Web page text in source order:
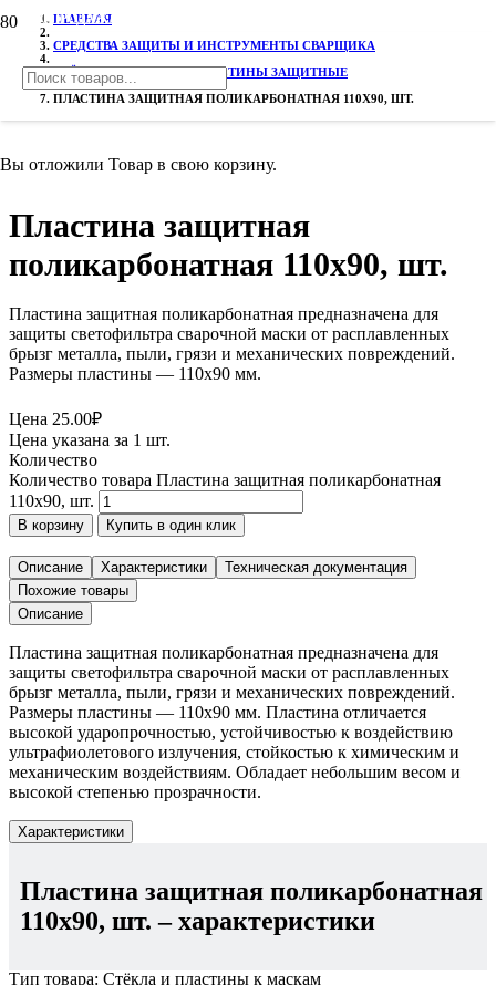
Вы отложили Товар в свою корзину.
ГЛАВНАЯ
СРЕДСТВА ЗАЩИТЫ И ИНСТРУМЕНТЫ СВАРЩИКА
СТЁКЛА К МАСКАМ И ПЛАСТИНЫ ЗАЩИТНЫЕ
ПЛАСТИНА ЗАЩИТНАЯ ПОЛИКАРБОНАТНАЯ 110Х90, ШТ.
Пластина защитная
поликарбонатная 110х90, шт.
Пластина защитная поликарбонатная предназначена для
защиты светофильтра сварочной маски от расплавленных
брызг металла, пыли, грязи и механических повреждений.
Размеры пластины — 110х90 мм.
Цена 25.00₽
Цена указана за 1 шт.
Количество
Количество товара Пластина защитная поликарбонатная
110х90, шт.
В корзину Купить в один клик
Описание Характеристики
Техническая документация
Похожие товары
Описание
Пластина защитная поликарбонатная предназначена для
защиты светофильтра сварочной маски от расплавленных
брызг металла, пыли, грязи и механических повреждений.
Размеры пластины — 110х90 мм. Пластина отличается
высокой ударопрочностью, устойчивостью к воздействию
ультрафиолетового излучения, стойкостью к химическим и
механическим воздействиям. Обладает небольшим весом и
высокой степенью прозрачности.
Характеристики
Пластина защитная поликарбонатная
110х90, шт. – характеристики
Тип товара: Стёкла и пластины к маскам
РАСПРОДАЖА!